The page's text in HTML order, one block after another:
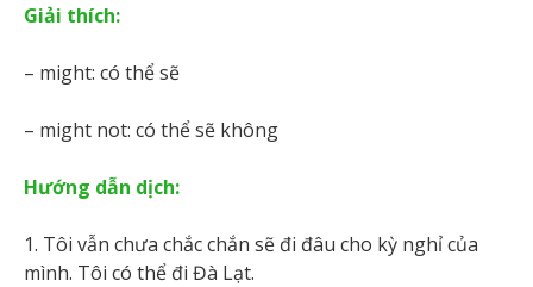
Giải thích:
– might: có thể sẽ
– might not: có thể sẽ không
Hướng dẫn dịch:
1. Tôi vẫn chưa chắc chắn sẽ đi đâu cho kỳ nghỉ của
mình. Tôi có thể đi Đà Lạt.